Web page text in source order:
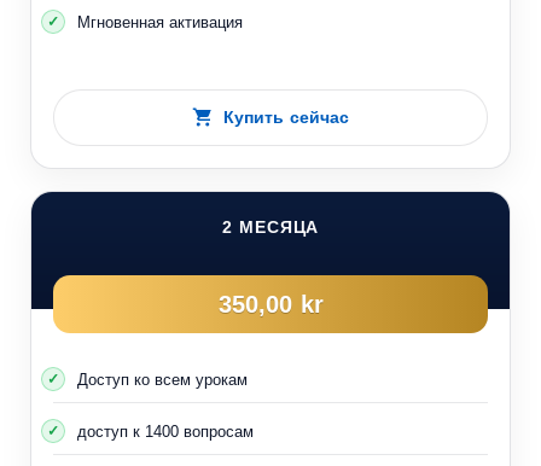
Мгновенная активация
Купить сейчас
2 МЕСЯЦА
350,00 kr
Доступ ко всем урокам
доступ к 1400 вопросам